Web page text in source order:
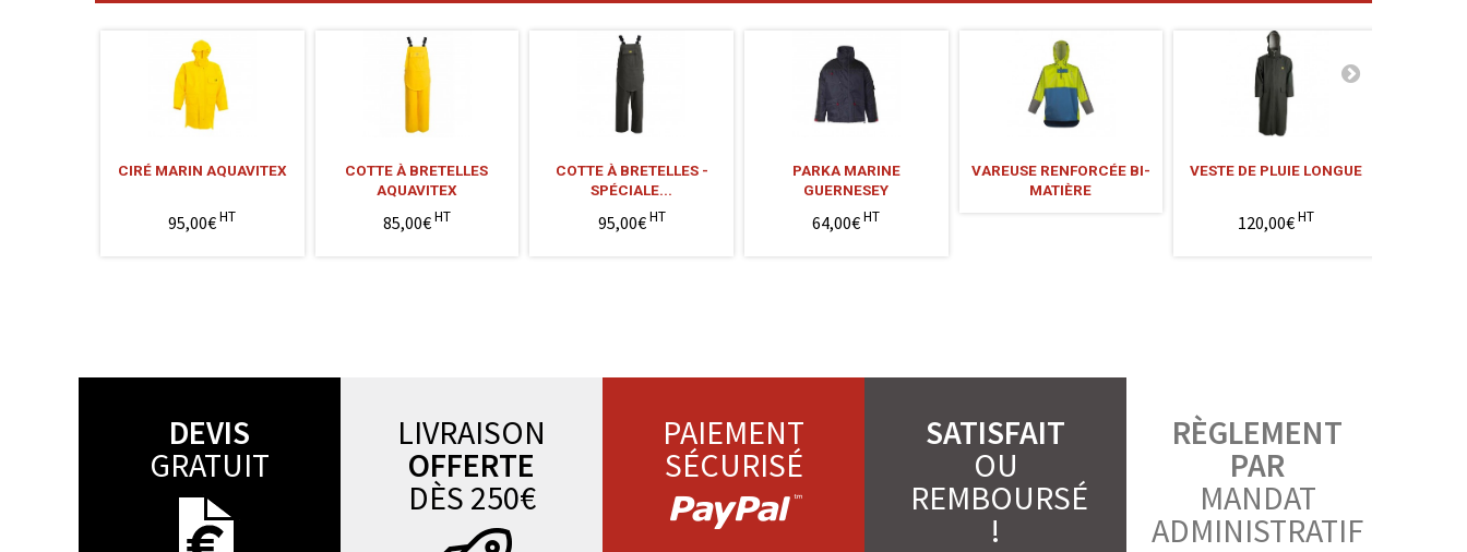
CIRÉ MARIN AQUAVITEX
95,00€HT
COTTE À BRETELLES
AQUAVITEX
85,00€HT
COTTE À BRETELLES -
SPÉCIALE...
95,00€HT
PARKA MARINE
GUERNESEY
64,00€HT
VAREUSE RENFORCÉE BI-
MATIÈRE
VESTE DE PLUIE LONGUE
120,00€HT
DEVIS
GRATUIT
LIVRAISON
OFFERTE
DÈS 250€
PAIEMENT
SÉCURISÉ
SATISFAIT
OU
REMBOURSÉ
!
RÈGLEMENT
PAR
MANDAT
ADMINISTRATIF